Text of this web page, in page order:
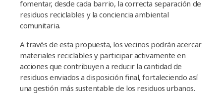
fomentar, desde cada barrio, la correcta separación de
residuos reciclables y la conciencia ambiental
comunitaria.
A través de esta propuesta, los vecinos podrán acercar
materiales reciclables y participar activamente en
acciones que contribuyen a reducir la cantidad de
residuos enviados a disposición final, fortaleciendo así
una gestión más sustentable de los residuos urbanos.